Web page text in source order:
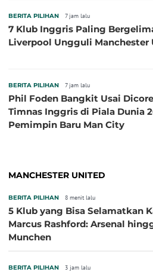
BERITA PILIHAN 7 jam lalu
7 Klub Inggris Paling
Liverpool Ungguli Manchester
BERITA PILIHAN 7 jam lalu
Phil Foden Bangkit Usai
Timnas Inggris di Piala Dunia
Pemimpin Baru Man City
MANCHESTER UNITED
BERITA PILIHAN 8 menit lalu
5 Klub yang Bisa Selamatkan
Marcus Rashford: Arsenal
Munchen
BERITA PILIHAN 3 jam lalu